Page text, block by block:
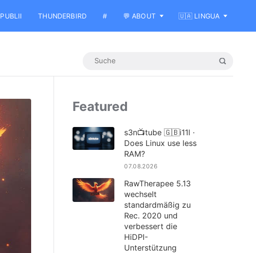
PUBLII THUNDERBIRD # 💬 ABOUT 🇺🇦 LINGUA
Featured
s3n📺tube 🇬🇧i11l ·
Does Linux use less
RAM?
07.08.2026
RawTherapee 5.13
wechselt
standardmäßig zu
Rec. 2020 und
verbessert die
HiDPI-
Unterstützung